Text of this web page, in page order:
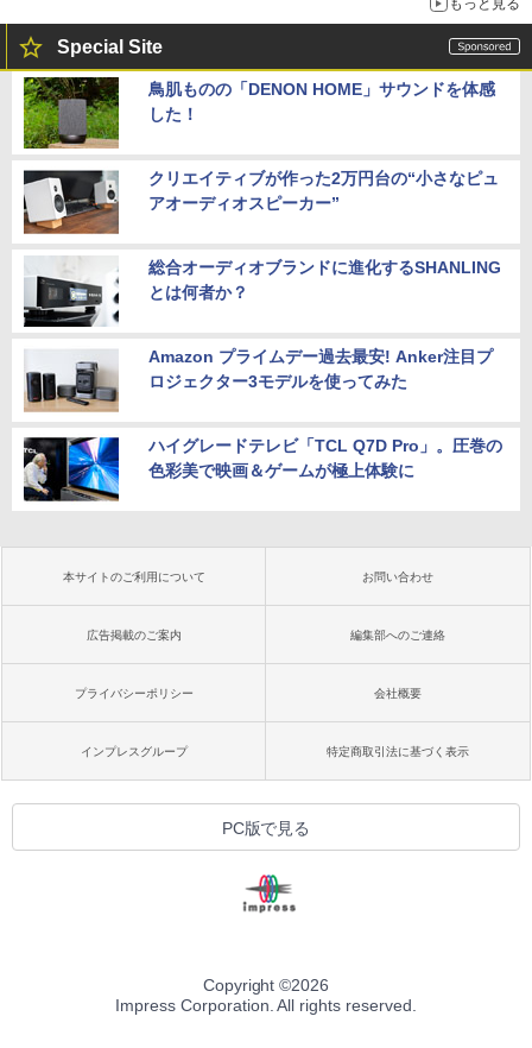
Special Site
鳥肌ものの「DENON HOME」サウンドを体感
した！
クリエイティブが作った2万円台の“小さなピュ
アオーディオスピーカー”
総合オーディオブランドに進化するSHANLING
とは何者か？
Amazon プライムデー過去最安! Anker注目プ
ロジェクター3モデルを使ってみた
ハイグレードテレビ「TCL Q7D Pro」。圧巻の
色彩美で映画＆ゲームが極上体験に
本サイトのご利用について お問い合わせ
広告掲載のご案内 編集部へのご連絡
プライバシーポリシー 会社概要
インプレスグループ 特定商取引法に基づく表示
PC版で見る
Copyright ©2026
Impress Corporation. All rights reserved.